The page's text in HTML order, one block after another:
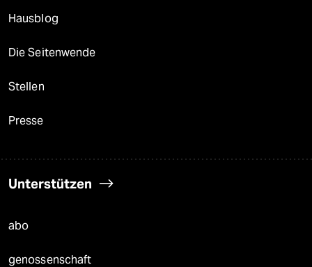
Hausblog
Die Seitenwende
Stellen
Presse
Unterstützen
abo
genossenschaft